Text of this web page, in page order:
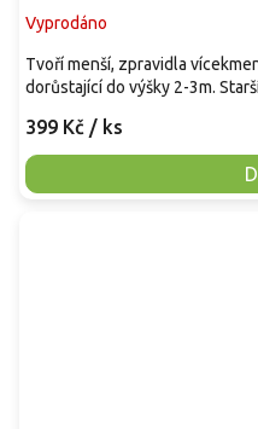
Vyprodáno
399 Kč / ks
Tvoří menší, zpravidla
dorůstající do výšky 2-3m.